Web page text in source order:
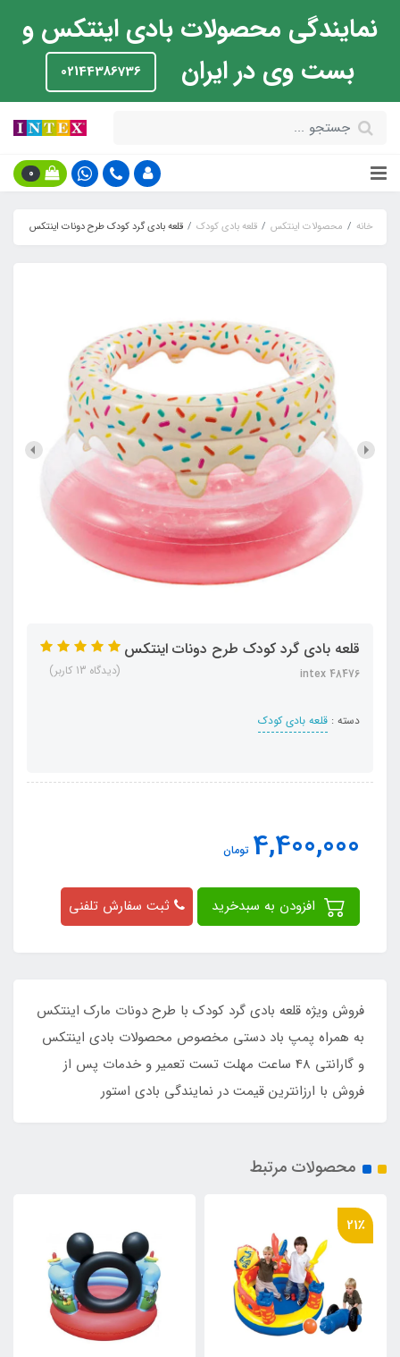
نمایندگی محصولات بادی اینتکس و
بست وی در ایران
02144386736
0
خانه محصولات اینتکس قلعه بادی کودک قلعه بادی گرد کودک طرح دونات اینتکس
قلعه بادی گرد کودک طرح دونات اینتکس
intex 48476
دسته : قلعه بادی کودک
(دیدگاه 13 کاربر)
4,400,000 تومان
ثبت سفارش تلفنی
فروش ویژه قلعه بادی گرد کودک با طرح دونات مارک اینتکس
به همراه پمپ باد دستی مخصوص محصولات بادی اینتکس
و گارانتی 48 ساعت مهلت تست تعمیر و خدمات پس از
فروش با ارزانترین قیمت در نمایندگی بادی استور
محصولات مرتبط